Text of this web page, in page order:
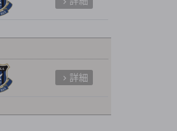
詳細